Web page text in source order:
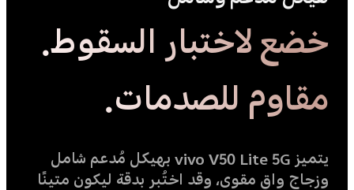
خضع لاختبار السقوط.
مقاوم للصدمات.
يتميز vivo V50 Lite 5G بهيكل مُدعم شامل
وزجاج واقٍ مقوى، وقد اختُبر بدقة ليكون متينًا